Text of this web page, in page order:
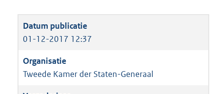
01-12-2017 12:37
Tweede Kamer der Staten-Generaal